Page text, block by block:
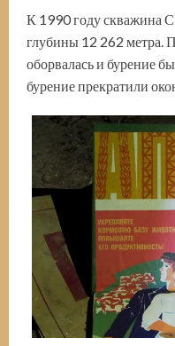
К 1990 году скважина
глубины 12 262 метра.
оборвалась и бурение
бурение прекратили